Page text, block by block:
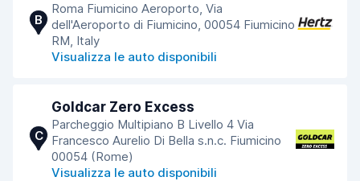
B
Roma Fiumicino Aeroporto, Via
dell'Aeroporto di Fiumicino, 00054 Fiumicino
RM, Italy
Visualizza le auto disponibili
C
Goldcar Zero Excess
Parcheggio Multipiano B Livello 4 Via
Francesco Aurelio Di Bella s.n.c. Fiumicino
00054 (Rome)
Visualizza le auto disponibili